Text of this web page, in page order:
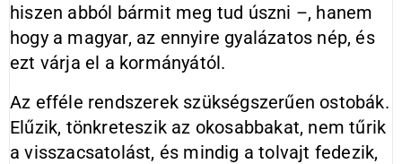
hiszen abból bármit meg tud úszni –, hanem
hogy a magyar, az ennyire gyalázatos nép, és
ezt várja el a kormányától.
Az efféle rendszerek szükségszerűen ostobák.
Elűzik, tönkreteszik az okosabbakat, nem tűrik
a visszacsatolást, és mindig a tolvajt fedezik,